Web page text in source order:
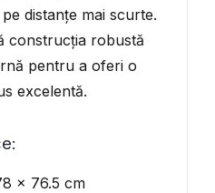
distanțe mai scurte.
construcția robustă
pentru a oferi o
excelentă.
x 76.5 cm